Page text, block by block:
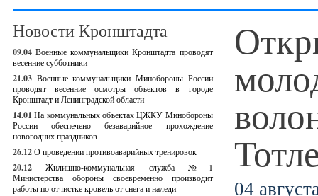
Новости Кронштадта
09.04 Военные коммунальщики Кронштадта проводят
весенние субботники
21.03 Военные коммунальщики Минобороны России
проводят весенние осмотры объектов в городе
Кронштадт и Ленинградской области
14.01 На коммунальных объектах ЦЖКУ Минобороны
России обеспечено безаварийное прохождение
новогодних праздников
26.12О проведении противоаварийных тренировок
20.12
Жилищно-коммунальная служба №1
Министерства обороны своевременно производит
работы по отчистке кровель от снега и наледи
04